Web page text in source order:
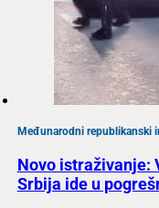
Međunarodni republikanski
Novo istraživanje:
Srbija ide u